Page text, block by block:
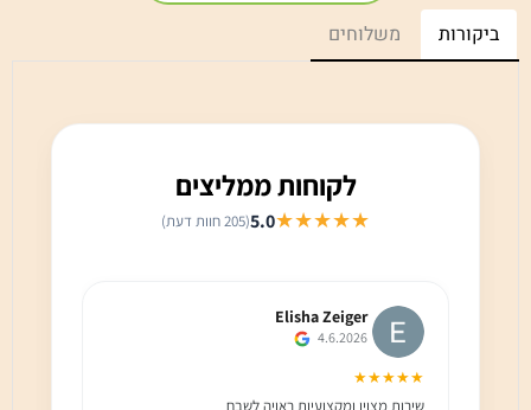
ביקורות משלוחים
לקוחות ממליצים
★★★★★
5.0(205 חוות דעת)
Elisha Zeiger
4.6.2026
★★★★★
שירות מצוין ומקצועיות ראויה לשבח